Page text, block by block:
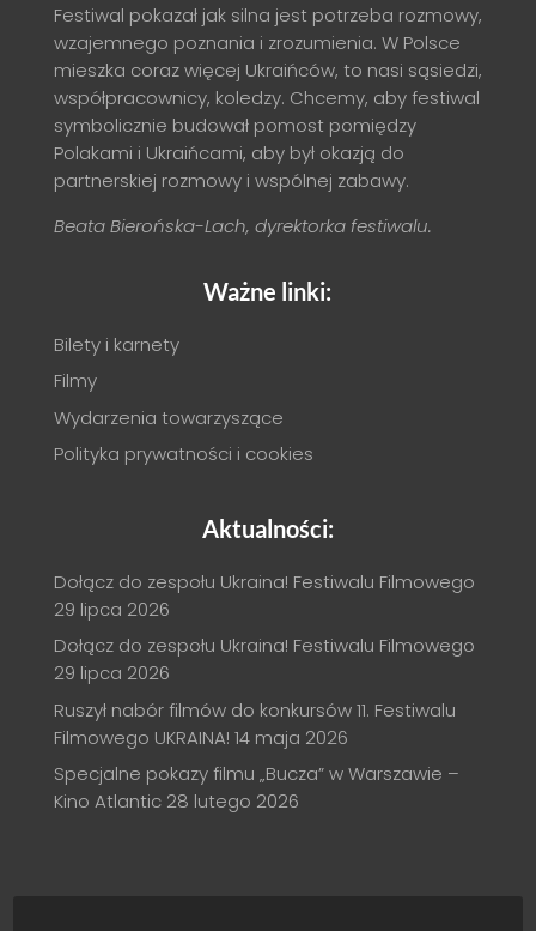
Festiwal pokazał jak silna jest potrzeba rozmowy,
wzajemnego poznania i zrozumienia. W Polsce
mieszka coraz więcej Ukraińców, to nasi sąsiedzi,
współpracownicy, koledzy. Chcemy, aby festiwal
symbolicznie budował pomost pomiędzy
Polakami i Ukraińcami, aby był okazją do
partnerskiej rozmowy i wspólnej zabawy.
Beata Bierońska-Lach, dyrektorka festiwalu.
Ważne linki:
Bilety i karnety
Filmy
Wydarzenia towarzyszące
Polityka prywatności i cookies
Aktualności:
Dołącz do zespołu Ukraina! Festiwalu Filmowego
29 lipca 2026
Dołącz do zespołu Ukraina! Festiwalu Filmowego
29 lipca 2026
Ruszył nabór filmów do konkursów 11. Festiwalu
Filmowego UKRAINA! 14 maja 2026
Specjalne pokazy filmu „Bucza” w Warszawie –
Kino Atlantic 28 lutego 2026